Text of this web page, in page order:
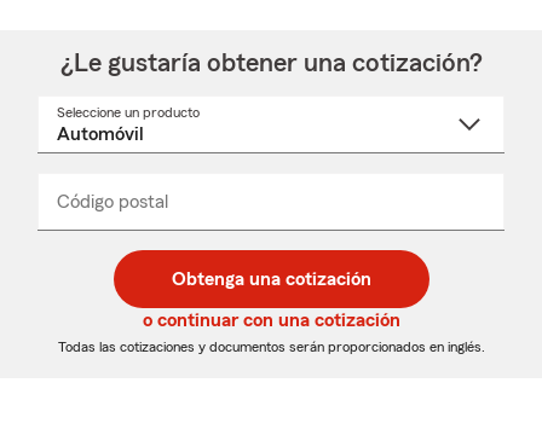
¿Le gustaría obtener una cotización?
Seleccione un producto
desplegable
Código postal
de
5
dígitos
de
5
dígitos
_____
Obtenga una cotización
o continuar con una cotización
Todas las cotizaciones y documentos serán proporcionados en inglés.